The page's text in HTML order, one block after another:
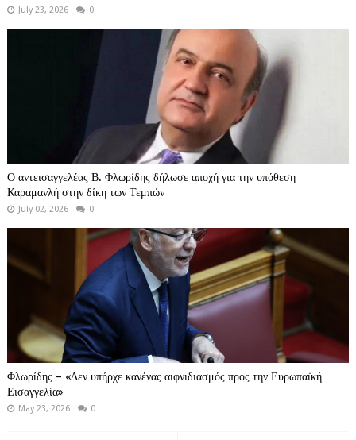
July 23, 2026 0
Ο αντεισαγγελέας Β. Φλωρίδης δήλωσε αποχή για την υπόθεση
Καραμανλή στην δίκη των Τεμπών
July 02, 2026 0
Φλωρίδης – «Δεν υπήρχε κανένας αιφνιδιασμός προς την Ευρωπαϊκή
Εισαγγελία»
May 23, 2026 0